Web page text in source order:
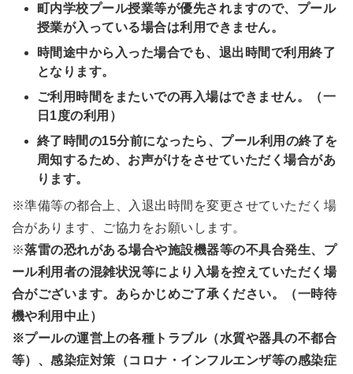
町内学校プール授業等が優先されますので、プール
授業が入っている場合は利用できません。
時間途中から入った場合でも、退出時間で利用終了
となります。
ご利用時間をまたいでの再入場はできません。（一
日1度の利用）
終了時間の15分前になったら、プール利用の終了を
周知するため、お声がけをさせていただく場合があ
ります。
※準備等の都合上、入退出時間を変更させていただく場
合があります、ご協力をお願いします。
※落雷の恐れがある場合や施設機器等の不具合発生、プ
ール利用者の混雑状況等により 入場を控えていただく場
合がございます。あらかじめご了承ください。（一時待
機や利用中止）
※プールの運営上の各種トラブル（水質や器具の不都合
等）、感染症対策（コロナ・インフルエンザ等の感染症